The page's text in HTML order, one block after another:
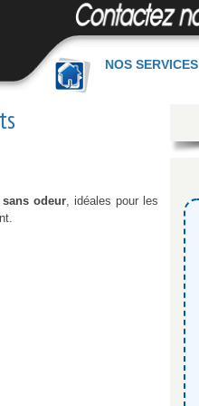
NOS SERVICES
sans odeur, idéales pour les